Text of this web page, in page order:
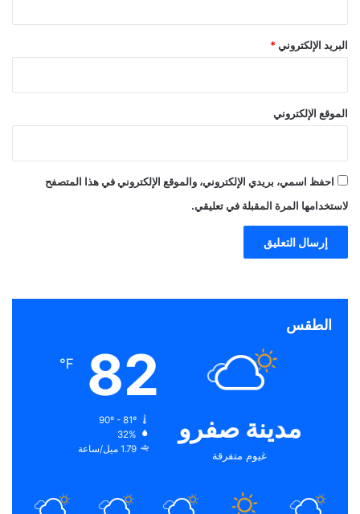
البريد الإلكتروني *
الموقع الإلكتروني
احفظ اسمي، بريدي الإلكتروني، والموقع الإلكتروني في هذا المتصفح
لاستخدامها المرة المقبلة في تعليقي.
الطقس
مدينة صفرو
غيوم متفرقة
82
℉
90º - 81º
32%
1.79 ميل/ساعة